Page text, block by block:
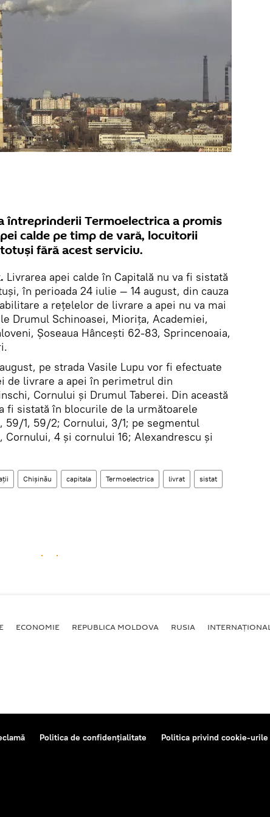
întreprinderii Termoelectrica a promis
calde pe timp de vară, locuitorii
fără acest serviciu.
Livrarea apei calde în Capitală nu va fi sistată
în perioada 24 iulie — 14 august, din cauza
a rețelelor de livrare a apei nu va mai
Drumul Schinoasei, Miorița, Academiei,
Șoseaua Hâncești 62-83, Sprincenoaia,
pe strada Vasile Lupu vor fi efectuate
de livrare a apei în perimetrul din
Cornului și Drumul Taberei. Din această
fi sistată în blocurile de la următoarele
59/1, 59/2; Cornului, 3/1; pe segmentul
Cornului, 4 și cornului 16; Alexandrescu și
Chișinău capitala Termoelectrica livrat sistat
ECONOMIE REPUBLICA MOLDOVA RUSIA INTERNAȚIONAL
Politica de confidențialitate Politica privind cookie-urile